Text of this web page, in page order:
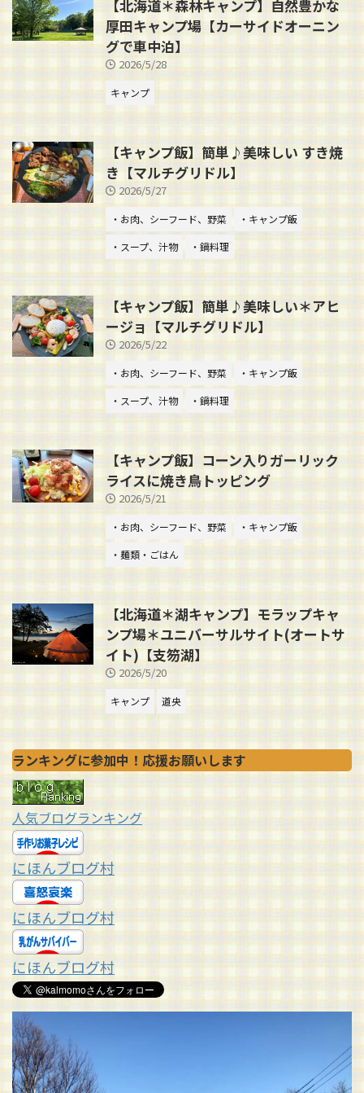
【北海道＊森林キャンプ】自然豊かな
厚田キャンプ場【カーサイドオーニン
グで車中泊】
2026/5/28
キャンプ
【キャンプ飯】簡単♪美味しい すき焼
き【マルチグリドル】
2026/5/27
・お肉、シーフード、野菜
・キャンプ飯
・スープ、汁物
・鍋料理
【キャンプ飯】簡単♪美味しい＊アヒ
ージョ【マルチグリドル】
2026/5/22
・お肉、シーフード、野菜
・キャンプ飯
・スープ、汁物
・鍋料理
【キャンプ飯】コーン入りガーリック
ライスに焼き鳥トッピング
2026/5/21
・お肉、シーフード、野菜
・キャンプ飯
・麺類・ごはん
【北海道＊湖キャンプ】モラップキャ
ンプ場＊ユニバーサルサイト(オートサ
イト)【支笏湖】
2026/5/20
キャンプ 道央
ランキングに参加中！応援お願いします
人気ブログランキング
にほんブログ村
にほんブログ村
にほんブログ村